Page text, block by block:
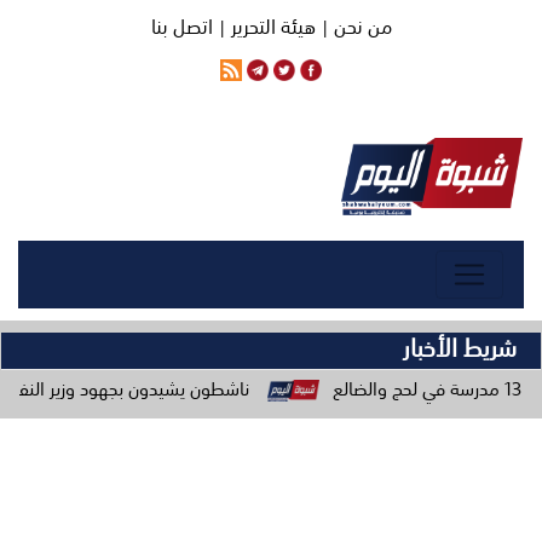
من نحن |هيئة التحرير | اتصل بنا
شريط الأخبار
ناشطون يشيدون بجهود وزير النفط ويحذرون من